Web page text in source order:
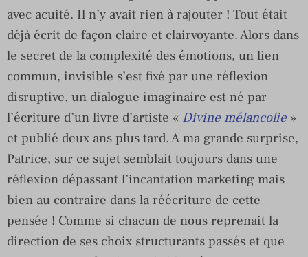
avec acuité. Il n’y avait rien à rajouter ! Tout était
déjà écrit de façon claire et clairvoyante. Alors dans
le secret de la complexité des émotions, un lien
commun, invisible s’est fixé par une réflexion
disruptive, un dialogue imaginaire est né par
l’écriture d’un livre d’artiste « Divine mélancolie »
et publié deux ans plus tard. A ma grande surprise,
Patrice, sur ce sujet semblait toujours dans une
réflexion dépassant l’incantation marketing mais
bien au contraire dans la réécriture de cette
pensée ! Comme si chacun de nous reprenait la
direction de ses choix structurants passés et que